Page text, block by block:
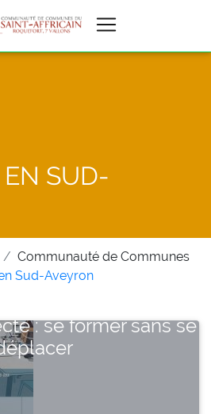
SUD-
Communauté de Communes
Sud-Aveyron
: se former sans se